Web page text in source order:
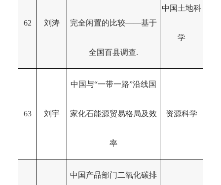
62 刘涛 完全闲置的比较——基于
全国百县调查.
中国土地科
学
63 刘宇
中国与“一带一路”沿线国
家化石能源贸易格局及效
率
资源科学
中国产品部门二氧化碳排